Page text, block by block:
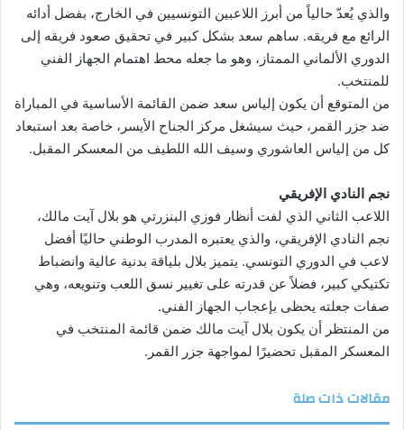
والذي يُعدّ حالياً من أبرز اللاعبين التونسيين في الخارج، بفضل أدائه
الرائع مع فريقه. ساهم سعد بشكل كبير في تحقيق صعود فريقه إلى
الدوري الألماني الممتاز، وهو ما جعله محط اهتمام الجهاز الفني
للمنتخب.
من المتوقع أن يكون إلياس سعد ضمن القائمة الأساسية في المباراة
ضد جزر القمر، حيث سيشغل مركز الجناح الأيسر، خاصة بعد استبعاد
كل من إلياس العاشوري وسيف الله اللطيف من المعسكر المقبل.
نجم النادي الإفريقي
اللاعب الثاني الذي لفت أنظار فوزي البنزرتي هو بلال آيت مالك،
نجم النادي الإفريقي، والذي يعتبره المدرب الوطني حاليًا أفضل
لاعب في الدوري التونسي. يتميز بلال بلياقة بدنية عالية وانضباط
تكتيكي كبير، فضلاً عن قدرته على تغيير نسق اللعب وتنويعه، وهي
صفات جعلته يحظى بإعجاب الجهاز الفني.
من المنتظر أن يكون بلال آيت مالك ضمن قائمة المنتخب في
المعسكر المقبل تحضيرًا لمواجهة جزر القمر.
مقالات ذات صلة